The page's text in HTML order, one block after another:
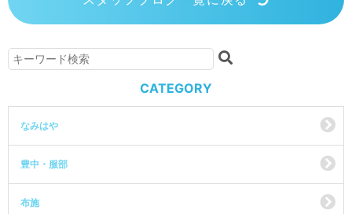
CATEGORY
なみはや
豊中・服部
布施